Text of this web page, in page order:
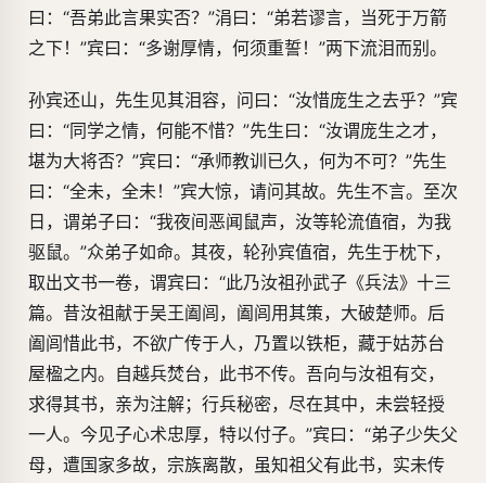
曰：“吾弟此言果实否？”涓曰：“弟若谬言，当死于万箭
之下！”宾曰：“多谢厚情，何须重誓！”两下流泪而别。
孙宾还山，先生见其泪容，问曰：“汝惜庞生之去乎？”宾
曰：“同学之情，何能不惜？”先生曰：“汝谓庞生之才，
堪为大将否？”宾曰：“承师教训已久，何为不可？”先生
曰：“全未，全未！”宾大惊，请问其故。先生不言。至次
日，谓弟子曰：“我夜间恶闻鼠声，汝等轮流值宿，为我
驱鼠。”众弟子如命。其夜，轮孙宾值宿，先生于枕下，
取出文书一卷，谓宾曰：“此乃汝祖孙武子《兵法》十三
篇。昔汝祖献于吴王阖闾，阖闾用其策，大破楚师。后
阖闾惜此书，不欲广传于人，乃置以铁柜，藏于姑苏台
屋楹之内。自越兵焚台，此书不传。吾向与汝祖有交，
求得其书，亲为注解；行兵秘密，尽在其中，未尝轻授
一人。今见子心术忠厚，特以付子。”宾曰：“弟子少失父
母，遭国家多故，宗族离散，虽知祖父有此书，实未传